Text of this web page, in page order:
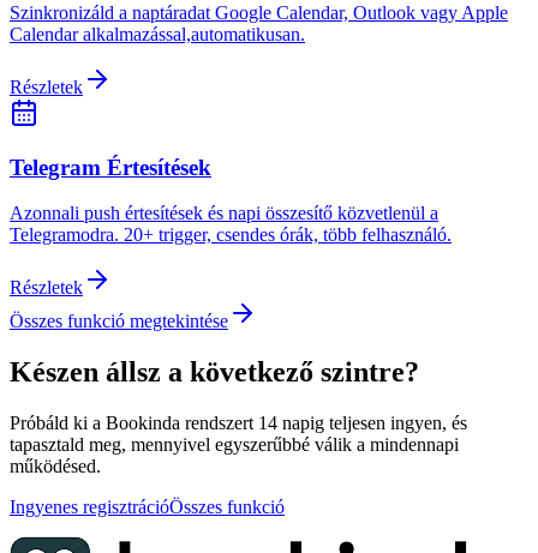
Szinkronizáld a naptáradat Google Calendar, Outlook vagy Apple
Calendar alkalmazással,automatikusan.
Részletek
Telegram Értesítések
Azonnali push értesítések és napi összesítő közvetlenül a
Telegramodra. 20+ trigger, csendes órák, több felhasználó.
Részletek
Összes funkció megtekintése
Készen állsz a következő szintre?
Próbáld ki a Bookinda rendszert 14 napig teljesen ingyen, és
tapasztald meg, mennyivel egyszerűbbé válik a mindennapi
működésed.
Ingyenes regisztrációÖsszes funkció